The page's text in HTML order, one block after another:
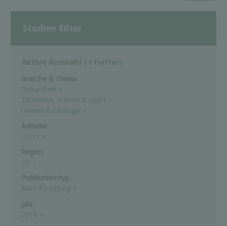
Studien Filter
Aktive Auswahl ( 1 Treffer )
Branche & Thema
Gesundheit ×
Tourismus, Freizeit & Sport ×
Umwelt & Ökologie ×
Anbieter
CIVEY
×
Region
DE ×
Publikationstyp
Marktforschung ×
Jahr
2018 ×